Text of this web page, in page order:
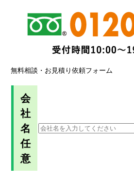
無料相談・お見積り依頼フォーム
会
社
名
任
意